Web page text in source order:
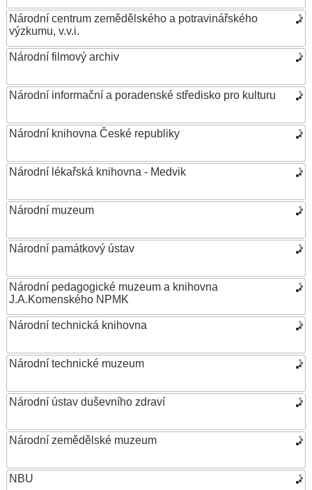
Národní centrum zemědělského a potravinářského
výzkumu, v.v.i.
Národní filmový archiv
Národní informační a poradenské středisko pro kulturu
Národní knihovna České republiky
Národní lékařská knihovna - Medvik
Národní muzeum
Národní památkový ústav
Národní pedagogické muzeum a knihovna
J.A.Komenského NPMK
Národní technická knihovna
Národní technické muzeum
Národní ústav duševního zdraví
Národní zemědělské muzeum
NBU